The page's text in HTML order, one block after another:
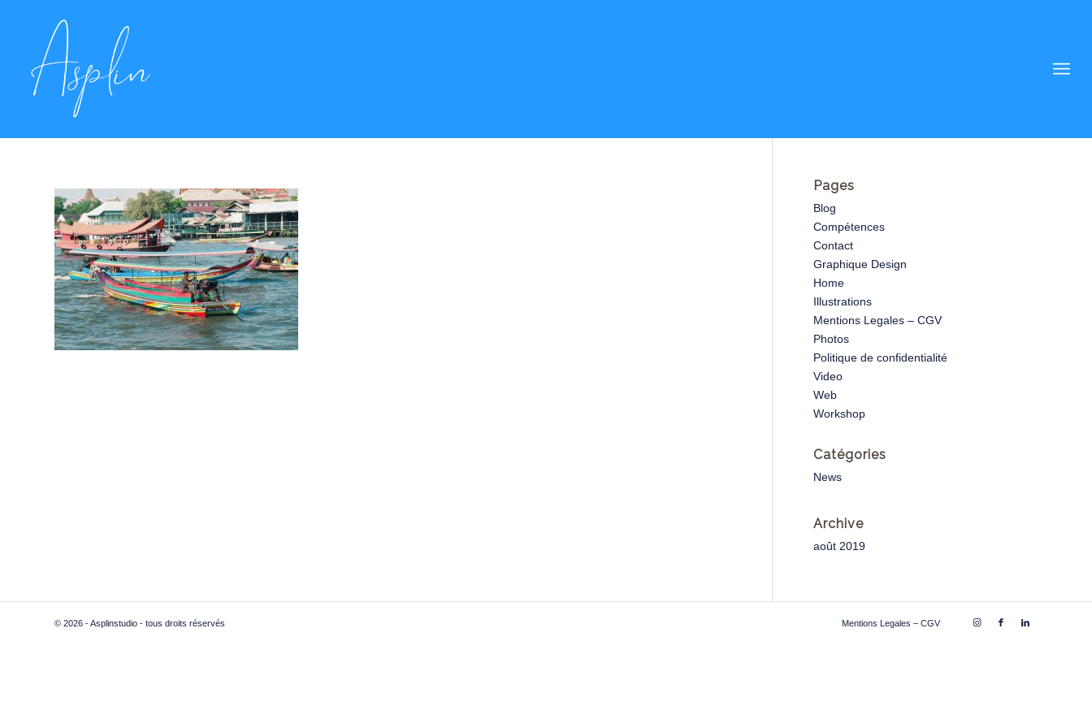
Pages
Blog
Compétences
Contact
Graphique Design
Home
Illustrations
Mentions Legales – CGV
Photos
Politique de confidentialité
Video
Web
Workshop
Catégories
News
Archive
août 2019
© 2026 - Asplinstudio - tous droits réservés Mentions Legales – CGV